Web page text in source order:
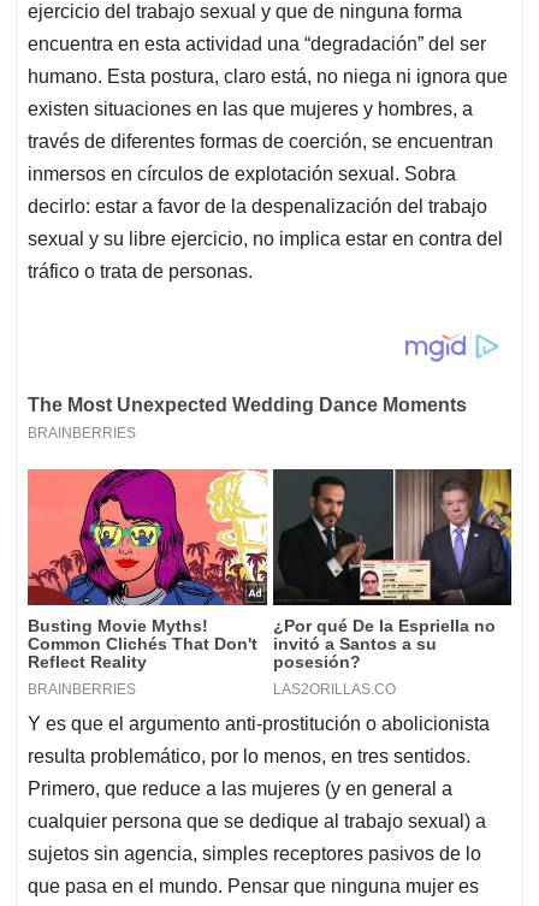
ejercicio del trabajo sexual y que de ninguna forma
encuentra en esta actividad una “degradación” del ser
humano. Esta postura, claro está, no niega ni ignora que
existen situaciones en las que mujeres y hombres, a
través de diferentes formas de coerción, se encuentran
inmersos en círculos de explotación sexual. Sobra
decirlo: estar a favor de la despenalización del trabajo
sexual y su libre ejercicio, no implica estar en contra del
tráfico o trata de personas.
Y es que el argumento anti-prostitución o abolicionista
resulta problemático, por lo menos, en tres sentidos.
Primero, que reduce a las mujeres (y en general a
cualquier persona que se dedique al trabajo sexual) a
sujetos sin agencia, simples receptores pasivos de lo
que pasa en el mundo. Pensar que ninguna mujer es